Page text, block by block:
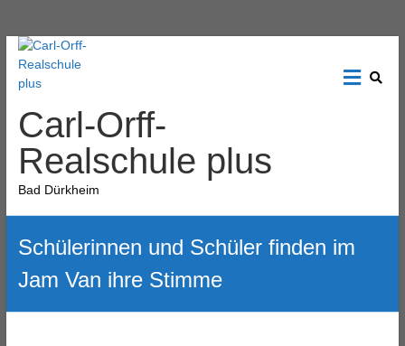
Carl-Orff-
Realschule plus
Bad Dürkheim
Schülerinnen und Schüler finden im
Jam Van ihre Stimme